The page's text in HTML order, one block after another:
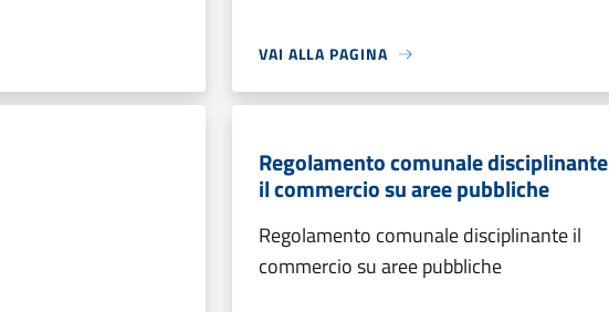
VAI ALLA PAGINA
Regolamento comunale disciplinante
il commercio su aree pubbliche
Regolamento comunale disciplinante il
commercio su aree pubbliche